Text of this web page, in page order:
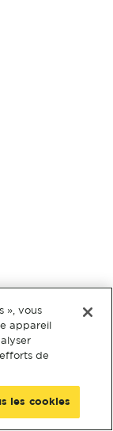
», vous
appareil
de
les cookies